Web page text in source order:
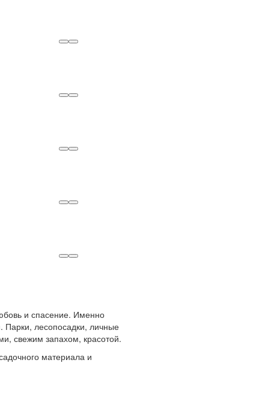
и спасение. Именно
Парки, лесопосадки, личные
свежим запахом, красотой.
материала и